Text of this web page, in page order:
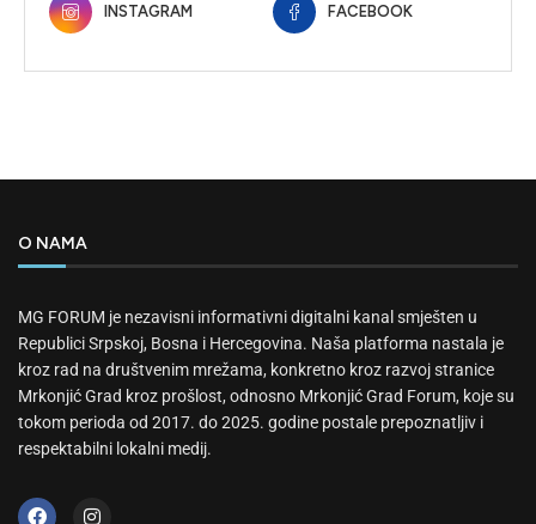
INSTAGRAM FACEBOOK
O NAMA
MG FORUM je nezavisni informativni digitalni kanal smješten u
Republici Srpskoj, Bosna i Hercegovina. Naša platforma nastala je
kroz rad na društvenim mrežama, konkretno kroz razvoj stranice
Mrkonjić Grad kroz prošlost, odnosno Mrkonjić Grad Forum, koje su
tokom perioda od 2017. do 2025. godine postale prepoznatljiv i
respektabilni lokalni medij.